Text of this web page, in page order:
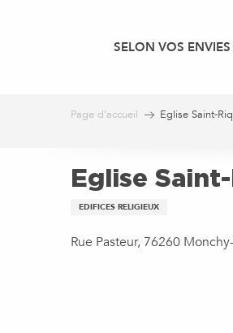
SELON VOS ENVIES
Page d’accueil Eglise Saint-
Eglise
EDIFICES RELIGIEUX
Rue Pasteur, 76260